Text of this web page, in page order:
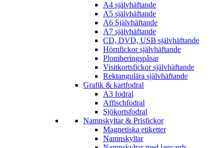
A4 självhäftande
A5 självhäftande
A6 Självhäftande
A7 självhäftande
CD, DVD, USB självhäftande
Hörnfickor självhäftande
Plomberingspåsar
Visitkortsfickor självhäftande
Rektangulära självhäftande
Grafik & kartfodral
A3 fodral
Affischfodral
Sjökortsfodral
Namnskyltar & Prisfickor
Magnetiska etiketter
Namnskyltar